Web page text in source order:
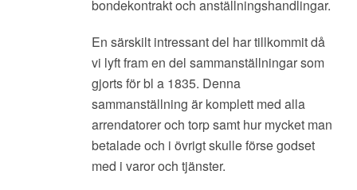
bondekontrakt och anställningshandlingar.
En särskilt intressant del har tillkommit då
vi lyft fram en del sammanställningar som
gjorts för bl a 1835. Denna
sammanställning är komplett med alla
arrendatorer och torp samt hur mycket man
betalade och i övrigt skulle förse godset
med i varor och tjänster.